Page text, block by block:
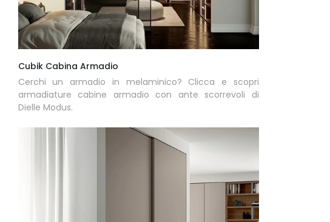
Cubik Cabina Armadio
Cerchi un armadio in melaminico? Clicca e scopri
armadiature cabine armadio con ante scorrevoli di
Dielle Modus.